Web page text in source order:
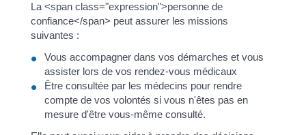
La <span class="expression">personne de
confiance</span> peut assurer les missions
suivantes :
Vous accompagner dans vos démarches et vous
assister lors de vos rendez-vous médicaux
Être consultée par les médecins pour rendre
compte de vos volontés si vous n'êtes pas en
mesure d'être vous-même consulté.